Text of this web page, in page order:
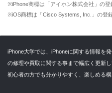
※iPhone商標は「アイホン株式会社」の登
※iOS商標は「Cisco Systems, Inc.」の登
iPhone大学では、iPhoneに関する情報を
の修理や買取に関する事まで幅広く更新
初心者の方でも分かりやすく、楽しめる構